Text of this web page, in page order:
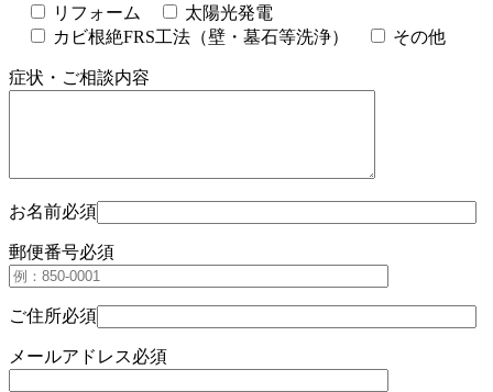
リフォーム
太陽光発電
カビ根絶FRS工法（壁・墓石等洗浄）
その他
症状・ご相談内容
お名前必須
郵便番号必須
ご住所必須
メールアドレス必須